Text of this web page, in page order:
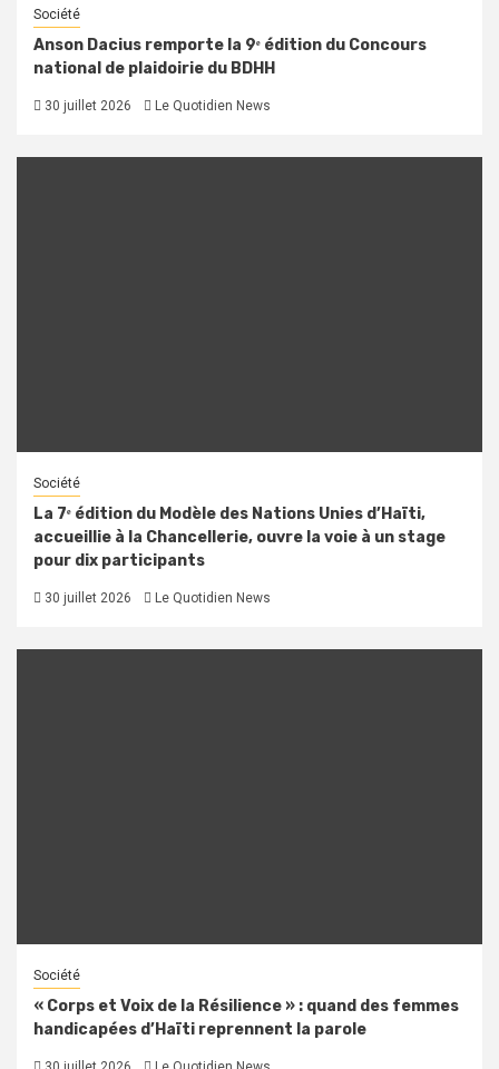
Société
Anson Dacius remporte la 9ᵉ édition du Concours
national de plaidoirie du BDHH
30 juillet 2026 Le Quotidien News
Société
La 7ᵉ édition du Modèle des Nations Unies d’Haïti,
accueillie à la Chancellerie, ouvre la voie à un stage
pour dix participants
30 juillet 2026 Le Quotidien News
Société
« Corps et Voix de la Résilience » : quand des femmes
handicapées d’Haïti reprennent la parole